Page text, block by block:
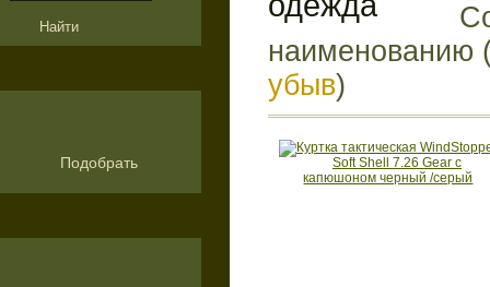
Подобрать
наименованию
убыв)